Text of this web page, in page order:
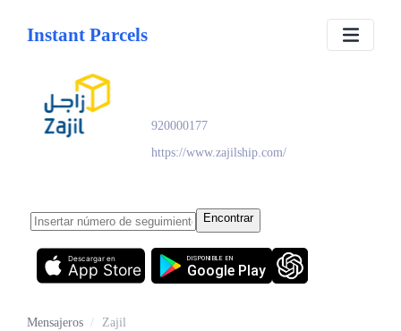
Instant Parcels
920000177
https://www.zajilship.com/
Encontrar
App Store
Descargar en
Google Play
DISPONIBLE EN
Mensajeros / Zajil